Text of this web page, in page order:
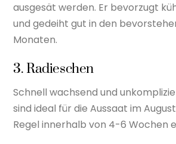
ausgesät werden. Er bevorzugt
und gedeiht gut in den
Monaten.
3. Radieschen
Schnell wachsend und
sind ideal für die Aussaat im
Regel innerhalb von 4-6 Wochen